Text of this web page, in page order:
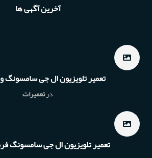
آخرین آگهی ها
تعمیر تلویزیون ال جی سامسونگ
درتعمیرات
تعمیر تلویزیون ال جی سامسونگ